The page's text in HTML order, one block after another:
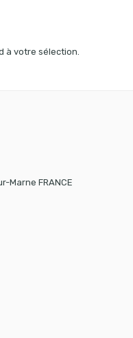
à votre sélection.
Marne FRANCE